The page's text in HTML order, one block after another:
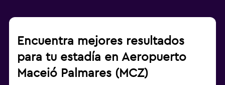
Encuentra mejores resultados
para tu estadía en Aeropuerto
Maceió Palmares (MCZ)